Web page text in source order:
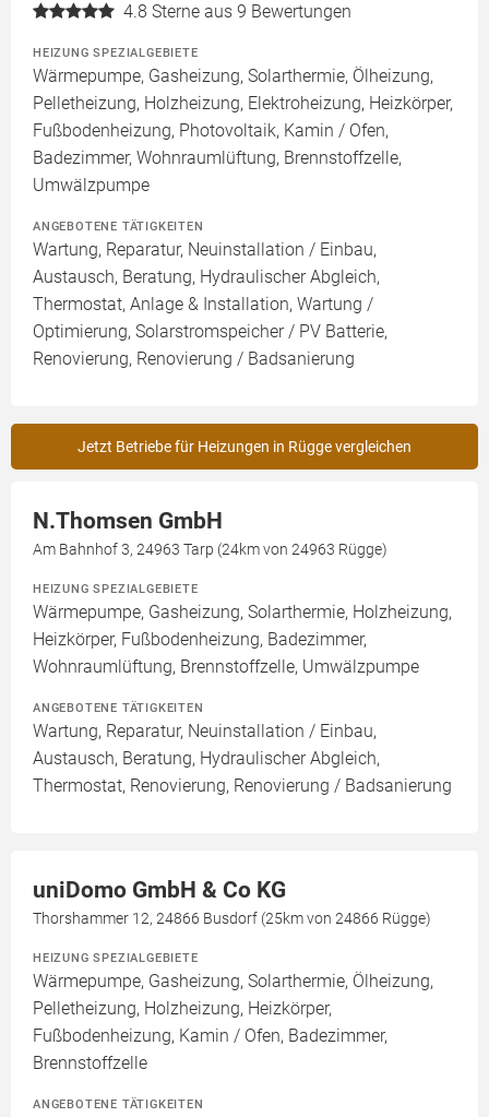
4.8 Sterne aus 9 Bewertungen
HEIZUNG SPEZIALGEBIETE
Wärmepumpe, Gasheizung, Solarthermie, Ölheizung,
Pelletheizung, Holzheizung, Elektroheizung, Heizkörper,
Fußbodenheizung, Photovoltaik, Kamin / Ofen,
Badezimmer, Wohnraumlüftung, Brennstoffzelle,
Umwälzpumpe
ANGEBOTENE TÄTIGKEITEN
Wartung, Reparatur, Neuinstallation / Einbau,
Austausch, Beratung, Hydraulischer Abgleich,
Thermostat, Anlage & Installation, Wartung /
Optimierung, Solarstromspeicher / PV Batterie,
Renovierung, Renovierung / Badsanierung
Jetzt Betriebe für Heizungen in Rügge vergleichen
N.Thomsen GmbH
Am Bahnhof 3, 24963 Tarp (24km von 24963 Rügge)
HEIZUNG SPEZIALGEBIETE
Wärmepumpe, Gasheizung, Solarthermie, Holzheizung,
Heizkörper, Fußbodenheizung, Badezimmer,
Wohnraumlüftung, Brennstoffzelle, Umwälzpumpe
ANGEBOTENE TÄTIGKEITEN
Wartung, Reparatur, Neuinstallation / Einbau,
Austausch, Beratung, Hydraulischer Abgleich,
Thermostat, Renovierung, Renovierung / Badsanierung
uniDomo GmbH & Co KG
Thorshammer 12, 24866 Busdorf (25km von 24866 Rügge)
HEIZUNG SPEZIALGEBIETE
Wärmepumpe, Gasheizung, Solarthermie, Ölheizung,
Pelletheizung, Holzheizung, Heizkörper,
Fußbodenheizung, Kamin / Ofen, Badezimmer,
Brennstoffzelle
ANGEBOTENE TÄTIGKEITEN